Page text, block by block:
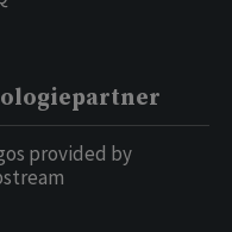
provided by